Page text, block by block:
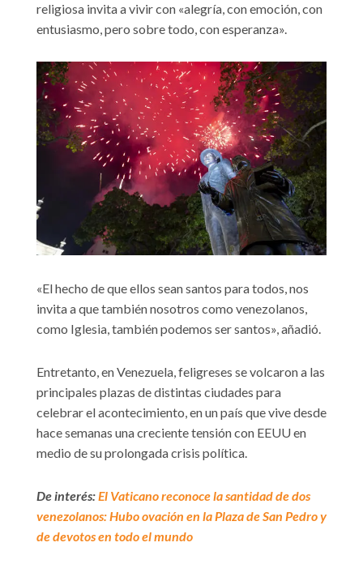
religiosa invita a vivir con «alegría, con emoción, con
entusiasmo, pero sobre todo, con esperanza».
«El hecho de que ellos sean santos para todos, nos
invita a que también nosotros como venezolanos,
como Iglesia, también podemos ser santos», añadió.
Entretanto, en Venezuela, feligreses se volcaron a las
principales plazas de distintas ciudades para
celebrar el acontecimiento, en un país que vive desde
hace semanas una creciente tensión con EEUU en
medio de su prolongada crisis política.
De interés:El Vaticano reconoce la santidad de dos
venezolanos: Hubo ovación en la Plaza de San Pedro y
de devotos en todo el mundo